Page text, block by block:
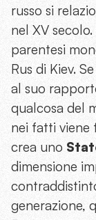
russo si
nel XV
parentesi
Rus di Kiev.
al suo
qualcosa del
nei fatti viene
crea uno
dimensione
generazione,